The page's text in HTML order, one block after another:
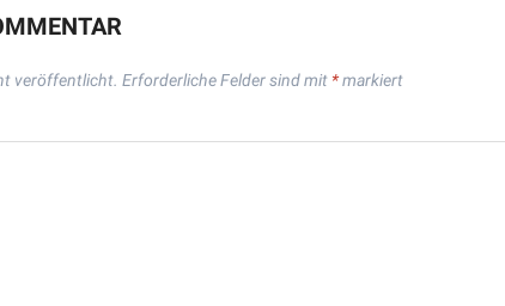
veröffentlicht. Erforderliche Felder sind mit *markiert